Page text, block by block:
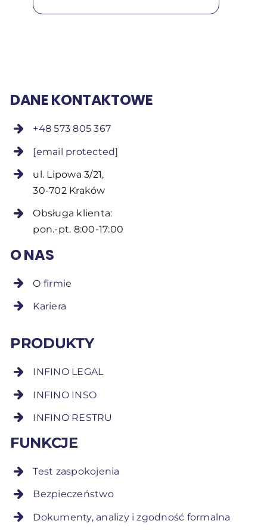
DANE KONTAKTOWE
+48 573 805 367
[email protected]
ul. Lipowa 3/21,
30-702 Kraków
Obsługa klienta:
pon.-pt. 8:00-17:00
O NAS
O firmie
Kariera
PRODUKTY
INFINO LEGAL
INFINO INSO
INFINO RESTRU
FUNKCJE
Test zaspokojenia
Bezpieczeństwo
Dokumenty, analizy i zgodność formalna